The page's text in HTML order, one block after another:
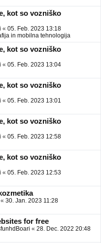
kot so vozniško
« 05. Feb. 2023 13:18
in mobilna tehnologija
kot so vozniško
« 05. Feb. 2023 13:04
kot so vozniško
« 05. Feb. 2023 13:01
kot so vozniško
« 05. Feb. 2023 12:58
kot so vozniško
« 05. Feb. 2023 12:53
« 30. Jan. 2023 11:28
for free
« 28. Dec. 2022 20:48